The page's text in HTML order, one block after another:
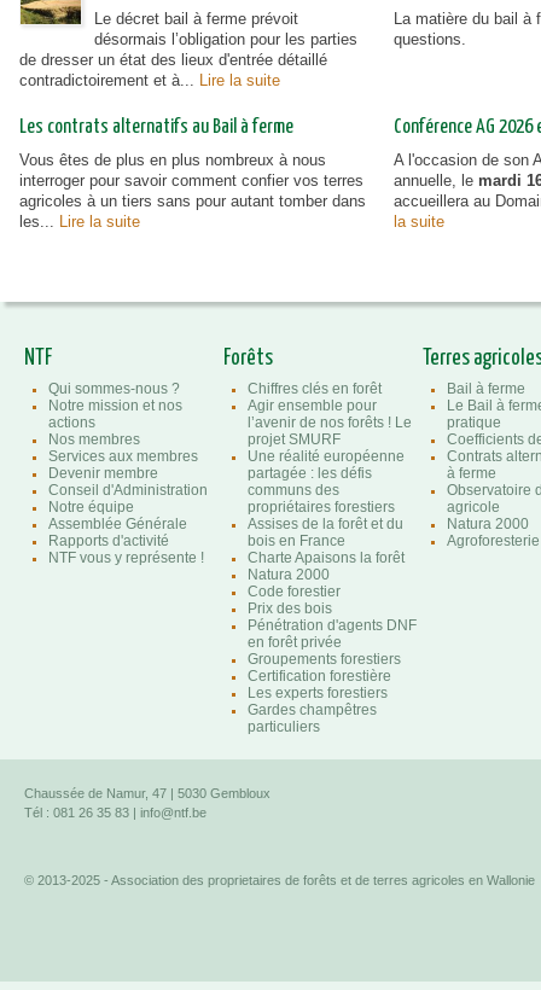
Le décret bail à ferme prévoit
désormais l’obligation pour les parties
de dresser un état des lieux d'entrée détaillé
contradictoirement et à... Lire la suite
La matière du bail à
questions.
Les contrats alternatifs au Bail à ferme
Vous êtes de plus en plus nombreux à nous
interroger pour savoir comment confier vos terres
agricoles à un tiers sans pour autant tomber dans
les... Lire la suite
Conférence AG
A l'occasion de son
annuelle, le mardi
accueillera au
la suite
NTF
Qui sommes-nous ?
Notre mission et nos
actions
Nos membres
Services aux membres
Devenir membre
Conseil d'Administration
Notre équipe
Assemblée Générale
Rapports d'activité
NTF vous y représente !
Forêts
Chiffres clés en forêt
Agir ensemble pour
l’avenir de nos forêts ! Le
projet SMURF
Une réalité européenne
partagée : les défis
communs des
propriétaires forestiers
Assises de la forêt et du
bois en France
Charte Apaisons la forêt
Natura 2000
Code forestier
Prix des bois
Pénétration d'agents DNF
en forêt privée
Groupements forestiers
Certification forestière
Les experts forestiers
Gardes champêtres
particuliers
Terres
Bail à ferme
Le Bail à
pratique
Coefficients
Contrats
à ferme
Observatoire
agricole
Natura 2000
Chaussée de Namur, 47 | 5030 Gembloux
Tél : 081 26 35 83 | info@ntf.be
© 2013-2025 - Association des proprietaires de forêts et de terres agricoles en Wallonie